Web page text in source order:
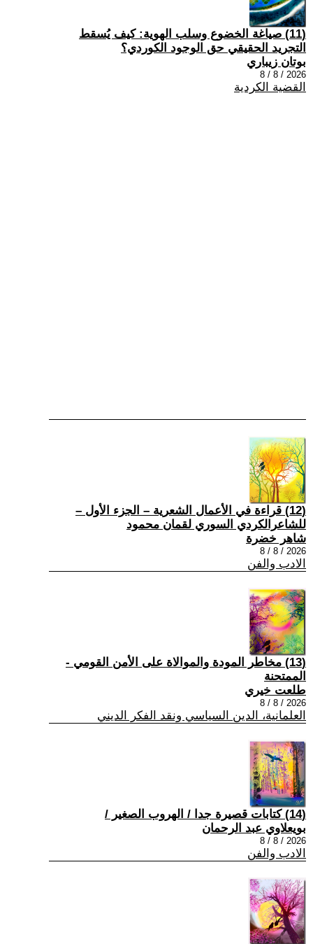
(11) صياغة الخضوع وسلب الهوية: كيف يُسقط
التجريد الحقيقي حق الوجود الكوردي؟
بوتان زيباري
2026 / 8 / 8
القضية الكردية
(12) قراءة في الأعمال الشعرية – الجزء الأول –
للشاعرالكردي السوري لقمان محمود
شاهر خضرة
2026 / 8 / 8
الادب والفن
(13) مخاطر المودة والموالاة على الأمن القومي -
الممتحنة
طلعت خيري
2026 / 8 / 8
العلمانية، الدين السياسي ونقد الفكر الديني
(14) كتابات قصيرة جدا / الهروب الصغير /
بويعلاوي عبد الرحمان
2026 / 8 / 8
الادب والفن